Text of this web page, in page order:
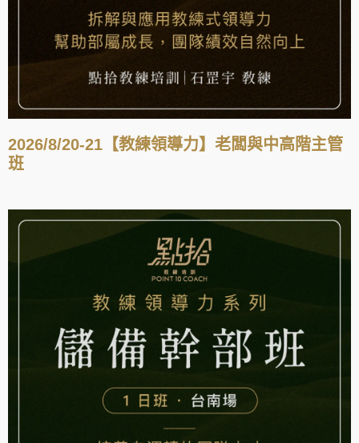
2026/8/20-21【教練領導力】老闆與中高階主管
班